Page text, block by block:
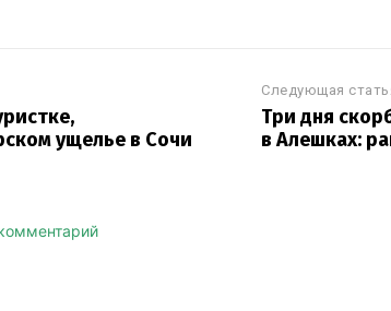
ущелье в Сочи
Следующая
Три дня
в Алешках: